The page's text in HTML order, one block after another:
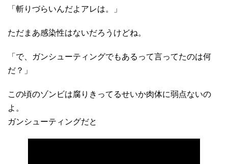
「斬りづらいんだよアレは。」
ただまあ感染性はないだろうけどね。
「で、ガンシューティングでもあるって言ってたのは何
だ？」
この頃のゾンビは腐りきってるせいか肉体に弱点ないの
よ。
ガンシューティングだと